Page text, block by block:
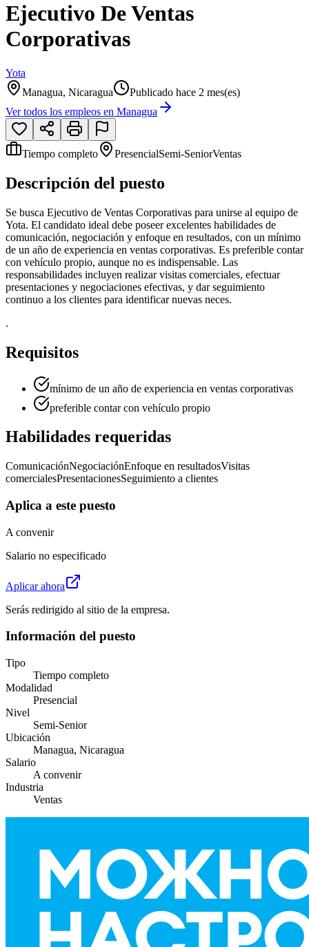
Ejecutivo De Ventas
Corporativas
Yota
Managua, Nicaragua
Publicado hace 2 mes(es)
Ver todos los empleos en Managua
Tiempo completo PresencialSemi-SeniorVentas
Descripción del puesto
Se busca Ejecutivo de Ventas Corporativas para unirse al equipo de
Yota. El candidato ideal debe poseer excelentes habilidades de
comunicación, negociación y enfoque en resultados, con un mínimo
de un año de experiencia en ventas corporativas. Es preferible contar
con vehículo propio, aunque no es indispensable. Las
responsabilidades incluyen realizar visitas comerciales, efectuar
presentaciones y negociaciones efectivas, y dar seguimiento
continuo a los clientes para identificar nuevas neces.
.
Requisitos
mínimo de un año de experiencia en ventas corporativas
preferible contar con vehículo propio
Habilidades requeridas
ComunicaciónNegociaciónEnfoque en resultadosVisitas
comercialesPresentacionesSeguimiento a clientes
Aplica a este puesto
A convenir
Salario no especificado
Aplicar ahora
Serás redirigido al sitio de la empresa.
Información del puesto
Tipo
Tiempo completo
Modalidad
Presencial
Nivel
Semi-Senior
Ubicación
Managua, Nicaragua
Salario
A convenir
Industria
Ventas